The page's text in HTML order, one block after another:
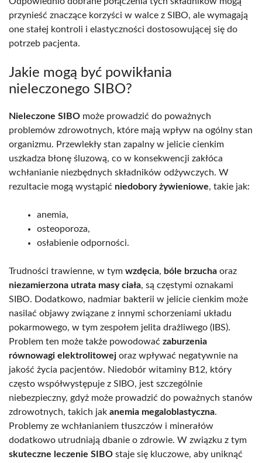
przynieść znaczące korzyści w walce z SIBO, ale wymagają
one stałej kontroli i elastyczności dostosowującej się do
potrzeb pacjenta.
Jakie mogą być powikłania
nieleczonego SIBO?
Nieleczone SIBO może prowadzić do poważnych
problemów zdrowotnych, które mają wpływ na ogólny stan
organizmu. Przewlekły stan zapalny w jelicie cienkim
uszkadza błonę śluzową, co w konsekwencji zakłóca
wchłanianie niezbędnych składników odżywczych. W
rezultacie mogą wystąpić niedobory żywieniowe, takie jak:
anemia,
osteoporoza,
osłabienie odporności.
Trudności trawienne, w tym wzdęcia, bóle brzucha oraz
niezamierzona utrata masy ciała, są częstymi oznakami
SIBO. Dodatkowo, nadmiar bakterii w jelicie cienkim może
nasilać objawy związane z innymi schorzeniami układu
pokarmowego, w tym zespołem jelita drażliwego (IBS).
Problem ten może także powodować zaburzenia
równowagi elektrolitowej oraz wpływać negatywnie na
jakość życia pacjentów. Niedobór witaminy B12, który
często współwystępuje z SIBO, jest szczególnie
niebezpieczny, gdyż może prowadzić do poważnych stanów
zdrowotnych, takich jak anemia megaloblastyczna.
Problemy ze wchłanianiem tłuszczów i minerałów
dodatkowo utrudniają dbanie o zdrowie. W związku z tym
skuteczne leczenie SIBO staje się kluczowe, aby uniknąć